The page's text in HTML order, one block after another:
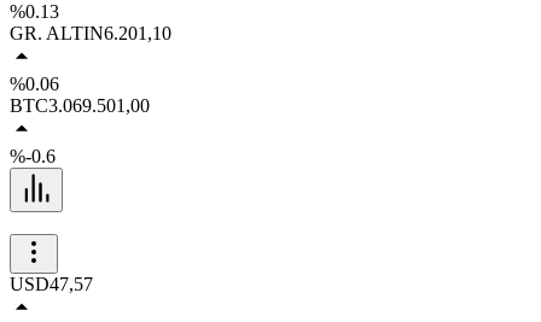
%0.13
GR. ALTIN6.201,10
%0.06
BTC3.069.501,00
%-0.6
USD47,57